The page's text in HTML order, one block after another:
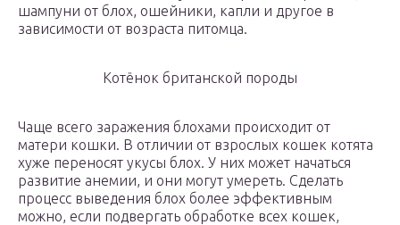
шампуни от блох, ошейники, капли и другое в
зависимости от возраста питомца.
Котёнок британской породы
Чаще всего заражения блохами происходит от
матери кошки. В отличии от взрослых кошек котята
хуже переносят укусы блох. У них может начаться
развитие анемии, и они могут умереть. Сделать
процесс выведения блох более эффективным
можно, если подвергать обработке всех кошек,